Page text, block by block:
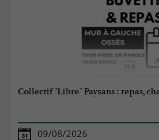
Collectif "Libre" Paysans : repas,
09/08/2026